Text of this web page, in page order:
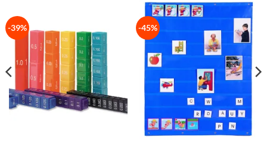
-39% -45%